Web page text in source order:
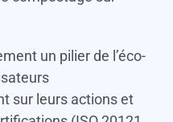
un pilier de l’éco-
sur leurs actions et